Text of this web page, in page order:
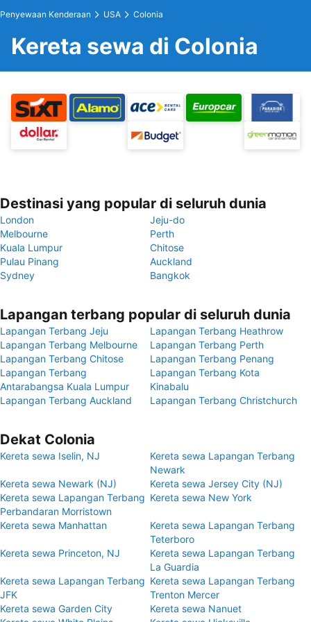
Penyewaan Kenderaan USA Colonia
Kereta sewa di Colonia
Destinasi yang popular di seluruh dunia
London
Jeju-do
Melbourne
Perth
Kuala Lumpur
Chitose
Pulau Pinang
Auckland
Sydney
Bangkok
Lapangan terbang popular di seluruh dunia
Lapangan Terbang Jeju
Lapangan Terbang Heathrow
Lapangan Terbang Melbourne
Lapangan Terbang Perth
Lapangan Terbang Chitose
Lapangan Terbang Penang
Lapangan Terbang
Antarabangsa Kuala Lumpur
Lapangan Terbang Kota
Kinabalu
Lapangan Terbang Auckland
Lapangan Terbang Christchurch
Dekat Colonia
Kereta sewa Iselin, NJ
Kereta sewa Lapangan Terbang
Newark
Kereta sewa Newark (NJ)
Kereta sewa Jersey City (NJ)
Kereta sewa Lapangan Terbang
Perbandaran Morristown
Kereta sewa New York
Kereta sewa Manhattan
Kereta sewa Lapangan Terbang
Teterboro
Kereta sewa Princeton, NJ
Kereta sewa Lapangan Terbang
La Guardia
Kereta sewa Lapangan Terbang
JFK
Kereta sewa Lapangan Terbang
Trenton Mercer
Kereta sewa Garden City
Kereta sewa Nanuet